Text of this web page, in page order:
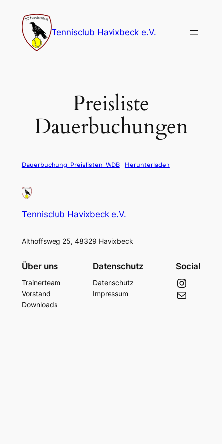
Inhalt
springen
Tennisclub Havixbeck e.V.
Preisliste
Dauerbuchungen
Dauerbuchung_Preislisten_WDB Herunterladen
Tennisclub Havixbeck e.V.
Althoffsweg 25, 48329 Havixbeck
Über uns
Trainerteam
Vorstand
Downloads
Datenschutz
Datenschutz
Impressum
Social
Instagram
E-Mail